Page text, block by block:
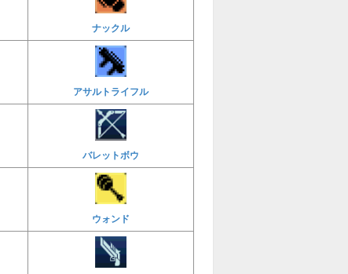
ナックル
アサルトライフル
バレットボウ
ウォンド